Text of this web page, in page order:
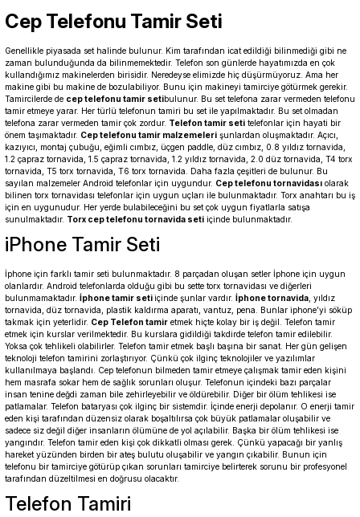
Cep Telefonu Tamir Seti
Genellikle piyasada set halinde bulunur. Kim tarafından icat edildiği bilinmediği gibi ne
zaman bulunduğunda da bilinmemektedir. Telefon son günlerde hayatımızda en çok
kullandığımız makinelerden birisidir. Neredeyse elimizde hiç düşürmüyoruz. Ama her
makine gibi bu makine de bozulabiliyor. Bunu için makineyi tamirciye götürmek gerekir.
Tamircilerde de cep telefonu tamir setibulunur. Bu set telefona zarar vermeden telefonu
tamir etmeye yarar. Her türlü telefonun tamiri bu set ile yapılmaktadır. Bu set olmadan
telefona zarar vermeden tamir çok zordur. Telefon tamir seti telefonlar için hayati bir
önem taşımaktadır. Cep telefonu tamir malzemeleri şunlardan oluşmaktadır. Açıcı,
kazıyıcı, montaj çubuğu, eğimli cımbız, üçgen paddle, düz cımbız, 0.8 yıldız tornavida,
1.2 çapraz tornavida, 1.5 çapraz tornavida, 1.2 yıldız tornavida, 2.0 düz tornavida, T4 torx
tornavida, T5 torx tornavida, T6 torx tornavida. Daha fazla çeşitleri de bulunur. Bu
sayılan malzemeler Android telefonlar için uygundur. Cep telefonu tornavidası olarak
bilinen torx tornavidası telefonlar için uygun uçları ile bulunmaktadır. Torx anahtarı bu iş
için en uygunudur. Her yerde bulabileceğini bu set çok uygun fiyatlarla satışa
sunulmaktadır. Torx cep telefonu tornavida seti içinde bulunmaktadır.
iPhone Tamir Seti
İphone için farklı tamir seti bulunmaktadır. 8 parçadan oluşan setler İphone için uygun
olanlardır. Android telefonlarda olduğu gibi bu sette torx tornavidası ve diğerleri
bulunmamaktadır. İphone tamir setiiçinde şunlar vardır. İphone tornavida , yıldız
tornavida, düz tornavida, plastik kaldırma aparatı, vantuz, pena. Bunlar iphone’yi söküp
takmak için yeterlidir. Cep Telefon tamir etmek hiçte kolay bir iş değil. Telefon tamir
etmek için kurslar verilmektedir. Bu kurslara gidildiği takdirde telefon tamir edilebilir.
Yoksa çok tehlikeli olabilirler. Telefon tamir etmek başlı başına bir sanat. Her gün gelişen
teknoloji telefon tamirini zorlaştırıyor. Çünkü çok ilginç teknolojiler ve yazılımlar
kullanılmaya başlandı. Cep telefonun bilmeden tamir etmeye çalışmak tamir eden kişini
hem masrafa sokar hem de sağlık sorunları oluşur. Telefonun içindeki bazı parçalar
insan tenine değdi zaman bile zehirleyebilir ve öldürebilir. Diğer bir ölüm tehlikesi ise
patlamalar. Telefon bataryası çok ilginç bir sistemdir. İçinde enerji depolanır. O enerji tamir
eden kişi tarafından düzensiz olarak boşaltılırsa çok büyük patlamalar oluşabilir ve
sadece siz değil diğer insanların ölümüne de yol açılabilir. Başka bir ölüm tehlikesi ise
yangındır. Telefon tamir eden kişi çok dikkatli olması gerek. Çünkü yapacağı bir yanlış
hareket yüzünden birden bir ateş bulutu oluşabilir ve yangın çıkabilir. Bunun için
telefonu bir tamirciye götürüp çıkan sorunları tamirciye belirterek sorunu bir profesyonel
tarafından düzeltilmesi en doğrusu olacaktır.
Telefon Tamiri